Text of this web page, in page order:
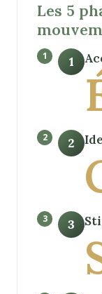
Les 5
1
2
3